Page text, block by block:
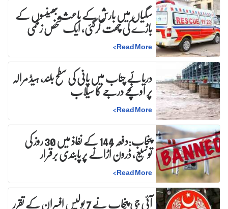
سگیاں میں بارش کے باعث بھینسوں کے
باڑے کی چھت گرگئی، ایک شخص زخمی
Read More
>
دریائے چناب میں پانی کی سطح بلند، ہیڈ مرالہ
پر اونچے درجے کا سیلاب
Read More
>
پنجاب:دفعہ 144 کے نفاذ میں 30 روز کیتوسیع، ڈرون اُڑانے پر پابندی برقرار
Read More
>
آئی جی پنجاب نے 7 پولیس افسران کے تقرر